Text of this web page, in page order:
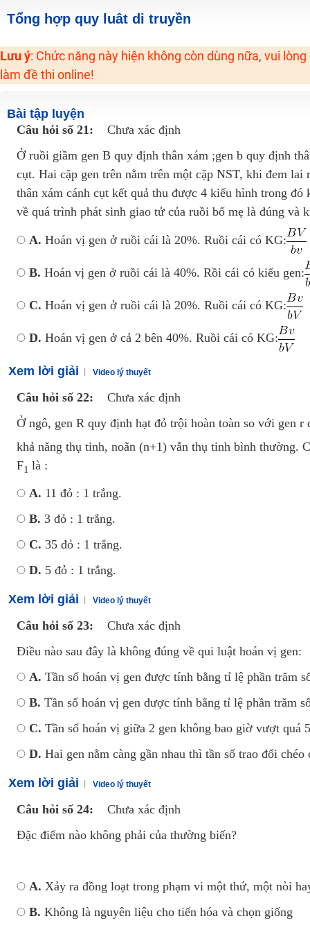
2K6! Lộ Trình Sun 2024 - Ba bước luyện thi TN THPT - ĐH ít nhất 25 điểm
Khuyến Mãi Khoá Học 1K Chỉ Từ 11-13/09/2024
Đồng giá khóa học 499K - 399K (13/11-15/11)
Khai giảng khóa Ngữ văn 7 - xây nền vững chắc cho tương lai!
Tổng hợp quy luât di truyền
Lưu ý: Chức năng này hiện không còn dùng nữa, vui
làm đề thi online!
Bài tập luyện
Câu hỏi số 21:
Chưa xác định
Ở ruồi giầm gen B quy định thân xám ;gen b quy định
cụt. Hai cặp gen trên nằm trên một cặp NST, khi đem
thân xám cánh cụt kết quả thu được 4 kiểu hình trong
về quá trình phát sinh giao tử của ruồi bố mẹ là đúng và
A. Hoán vị gen ở ruồi cái là 20%. Ruồi cái có KG:
B. Hoán vị gen ở ruồi cái là 40%. Rồi cái có kiểu gen:
C. Hoán vị gen ở ruồi cái là 20%. Ruồi cái có KG:
D. Hoán vị gen ở cả 2 bên 40%. Ruồi cái có KG:
Xem lời giải Video lý thuyết
Câu hỏi số 22:
Chưa xác định
Ở ngô, gen R quy định hạt đỏ trội hoàn toàn so với gen
khả năng thụ tinh, noãn (n+1) vẫn thụ tinh bình thường.
F1 là :
A. 11 đỏ : 1 trắng.
B. 3 đỏ : 1 trắng.
C. 35 đỏ : 1 trắng.
D. 5 đỏ : 1 trắng.
Xem lời giải Video lý thuyết
Câu hỏi số 23:
Chưa xác định
Điều nào sau đây là không đúng về qui luật hoán vị gen:
A. Tần số hoán vị gen được tính bằng tỉ lệ phần trăm
B. Tần số hoán vị gen được tính bằng tỉ lệ phần trăm
C. Tần số hoán vị giữa 2 gen không bao giờ vượt quá
D. Hai gen nằm càng gần nhau thì tần sổ trao đổi chéo
Xem lời giải Video lý thuyết
Câu hỏi số 24:
Chưa xác định
Đặc điểm nào không phải của thường biến?
A. Xảy ra đồng loạt trong phạm vi một thứ, một nòi
B. Không là nguyên liệu cho tiến hóa và chọn giống